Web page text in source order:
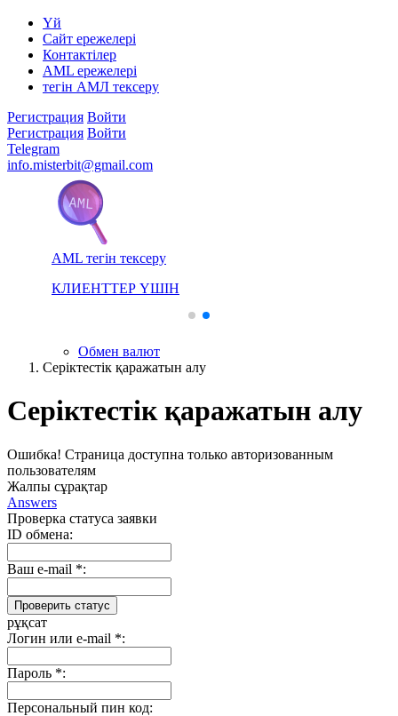
Yй
Сайт ережелері
Контактілер
AML ережелері
тегін АМЛ тексеру
Регистрация Войти
Регистрация Войти
Telegram
info.misterbit@gmail.com
AML тегін тексеру
КЛИЕНТТЕР ҮШІН
Обмен валют
Серіктестік қаражатын алу
Серіктестік қаражатын алу
Ошибка! Страница доступна только авторизованным
пользователям
Жалпы сұрақтар
Answers
Проверка статуса заявки
ID обмена:
Ваш e-mail *:
рұқсат
Логин или e-mail *:
Пароль *:
Персональный пин код: